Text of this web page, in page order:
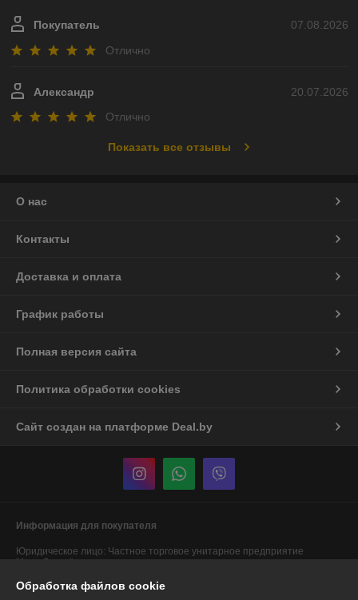
07.08.2026
Покупатель
Отлично
20.07.2026
Александр
Отлично
Показать все отзывы
О нас
Контакты
Доставка и оплата
График работы
Полная версия сайта
Политика обработки cookies
Сайт создан на платформе Deal.by
Информация для покупателя
Юридическое лицо: Частное торговое унитарное предприятие
"АннаДекор"
Обработка файлов cookie